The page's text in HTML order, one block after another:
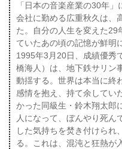
「日本の音楽産業の30年
会社に勤める広重秋久は、
た。自分の人生を変えた29
ていたあの頃の記憶が鮮明
1995年3月20日、成績優秀
橋海人）は、地下鉄サリン
動揺する。世界は本当に終
感情を抱え、持て余してい
かった同級生・鈴木翔太郎
人になって、ぼんやり死ん
した気持ちを焚き付けられ
る。これは、混沌と狂熱が